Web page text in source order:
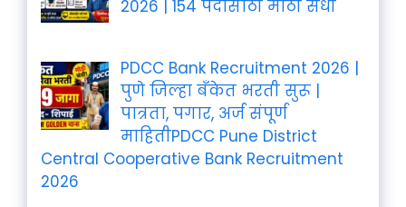
2026 | 154 पदांसाठी मोठी संधी
PDCC Bank Recruitment 2026 |
पुणे जिल्हा बँकेत भरती सुरू |
पात्रता, पगार, अर्ज संपूर्ण
माहितीPDCC Pune District
Central Cooperative Bank Recruitment
2026